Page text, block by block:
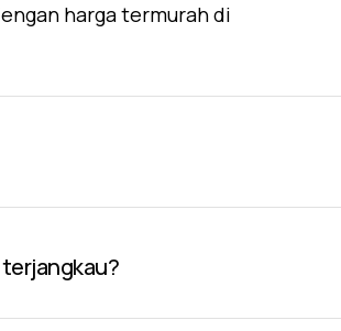
harga termurah di
terjangkau?